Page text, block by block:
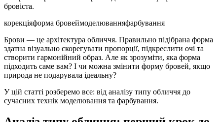
бровіста.
корекціяформа бровеймоделюванняфарбування
Брови — це архітектура обличчя. Правильно підібрана форма
здатна візуально скорегувати пропорції, підкреслити очі та
створити гармонійний образ. Але як зрозуміти, яка форма
підходить саме вам? І чи можна змінити форму бровей, якщо
природа не подарувала ідеальну?
У цій статті розберемо все: від аналізу типу обличчя до
сучасних технік моделювання та фарбування.